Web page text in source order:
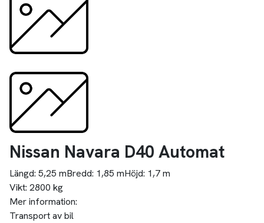
Nissan Navara D40 Automat
Längd: 5,25 mBredd: 1,85 mHöjd: 1,7 m
Vikt: 2800 kg
Mer information:
Transport av bil